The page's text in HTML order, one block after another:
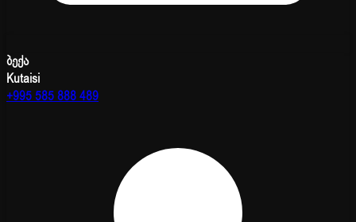
ბექა
Kutaisi
+995 585 888 489